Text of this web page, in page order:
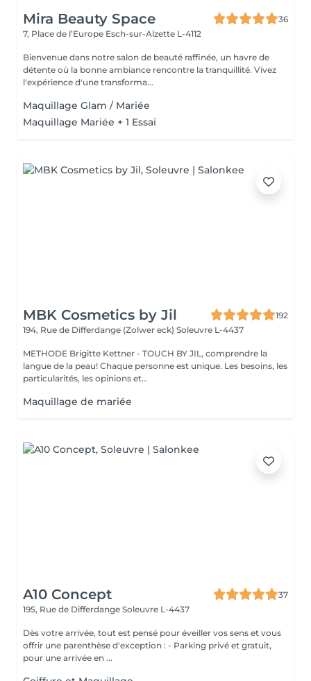
Mira Beauty Space
36
7, Place de l’Europe Esch-sur-Alzette L-4112
Bienvenue dans notre salon de beauté raffinée, un havre de
détente où la bonne ambiance rencontre la tranquillité. Vivez
l'expérience d'une transforma...
Maquillage Glam / Mariée
Maquillage Mariée + 1 Essai
MBK Cosmetics by Jil
192
194, Rue de Differdange (Zolwer eck) Soleuvre L-4437
METHODE Brigitte Kettner - TOUCH BY JIL, comprendre la
langue de la peau! Chaque personne est unique. Les besoins, les
particularités, les opinions et...
Maquillage de mariée
A10 Concept
37
195, Rue de Differdange Soleuvre L-4437
Dès votre arrivée, tout est pensé pour éveiller vos sens et vous
offrir une parenthèse d'exception : - Parking privé et gratuit,
pour une arrivée en ...